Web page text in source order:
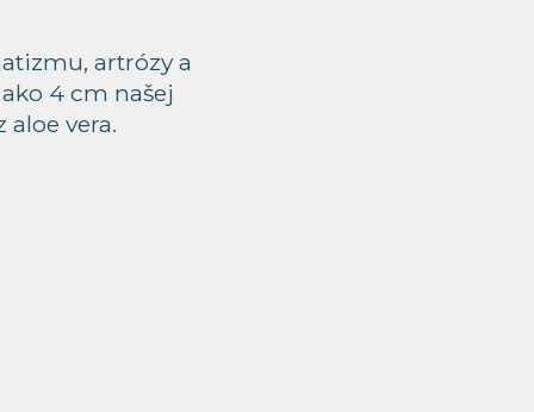
artrózy a
4 cm našej
vera.